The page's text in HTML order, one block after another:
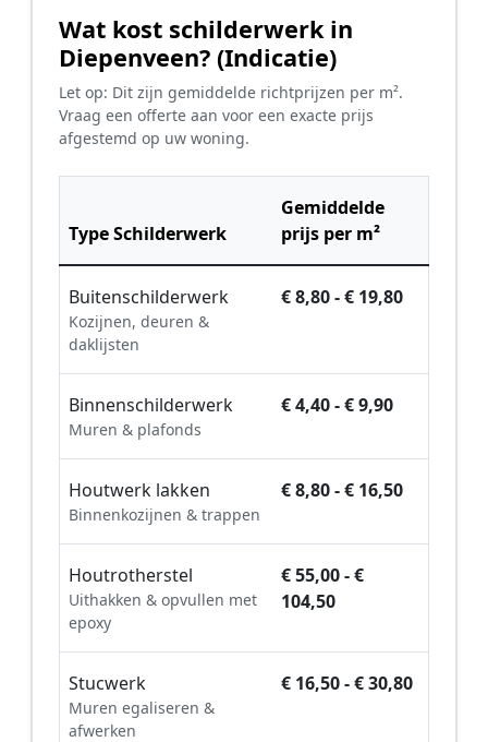
Wat kost schilderwerk in
Diepenveen? (Indicatie)
Let op: Dit zijn gemiddelde richtprijzen per m².
Vraag een offerte aan voor een exacte prijs
afgestemd op uw woning.
Type Schilderwerk
Gemiddelde
prijs per m²
Buitenschilderwerk
Kozijnen, deuren &
daklijsten
€ 8,80 - € 19,80
Binnenschilderwerk
Muren & plafonds
€ 4,40 - € 9,90
Houtwerk lakken
Binnenkozijnen & trappen
€ 8,80 - € 16,50
Houtrotherstel
Uithakken & opvullen met
epoxy
€ 55,00 - €
104,50
Stucwerk
Muren egaliseren &
afwerken
€ 16,50 - € 30,80